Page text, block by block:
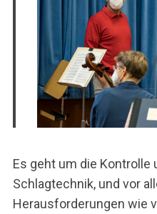
Es geht um die Kontrolle
Schlagtechnik, und vor
Herausforderungen wie